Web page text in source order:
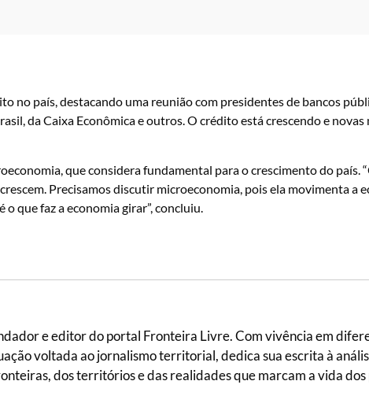
no país, destacando uma reunião com presidentes de bancos
da Caixa Econômica e outros. O crédito está crescendo e novas
que considera fundamental para o crescimento do país.
Precisamos discutir microeconomia, pois ela movimenta a
que faz a economia girar”, concluiu.
e editor do portal Fronteira Livre. Com vivência em
voltada ao jornalismo territorial, dedica sua escrita à
dos territórios e das realidades que marcam a vida dos